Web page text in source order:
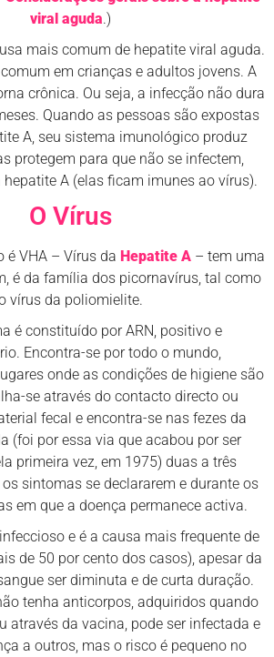
viral aguda.)
mais comum de hepatite viral aguda.
em crianças e adultos jovens. A
crônica. Ou seja, a infecção não dura
Quando as pessoas são expostas
A, seu sistema imunológico produz
protegem para que não se infectem,
A (elas ficam imunes ao vírus).
O Vírus
é VHA – Vírus da Hepatite A – tem uma
é da família dos picornavírus, tal como
vírus da poliomielite.
é constituído por ARN, positivo e
Encontra-se por todo o mundo,
onde as condições de higiene são
se através do contacto directo ou
fecal e encontra-se nas fezes da
(foi por essa via que acabou por ser
primeira vez, em 1975) duas a três
sintomas se declararem e durante os
em que a doença permanece activa.
e é a causa mais frequente de
de 50 por cento dos casos), apesar da
ser diminuta e de curta duração.
tenha anticorpos, adquiridos quando
através da vacina, pode ser infectada e
a outros, mas o risco é pequeno no